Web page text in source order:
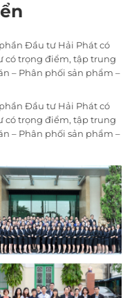
Đầu tư Hải Phát có
có trọng điểm, tập trung
– Phân phối sản phẩm –
Đầu tư Hải Phát có
có trọng điểm, tập trung
– Phân phối sản phẩm –